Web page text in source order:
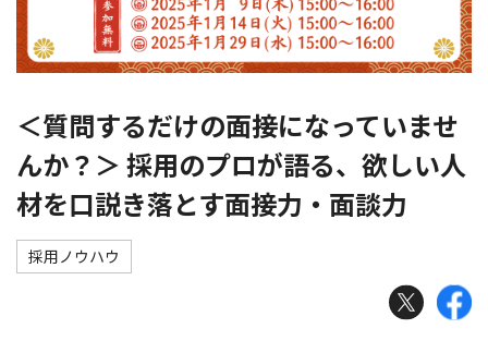
＜質問するだけの面接になっていませ
んか？＞ 採用のプロが語る、欲しい人
材を口説き落とす面接力・面談力
採用ノウハウ